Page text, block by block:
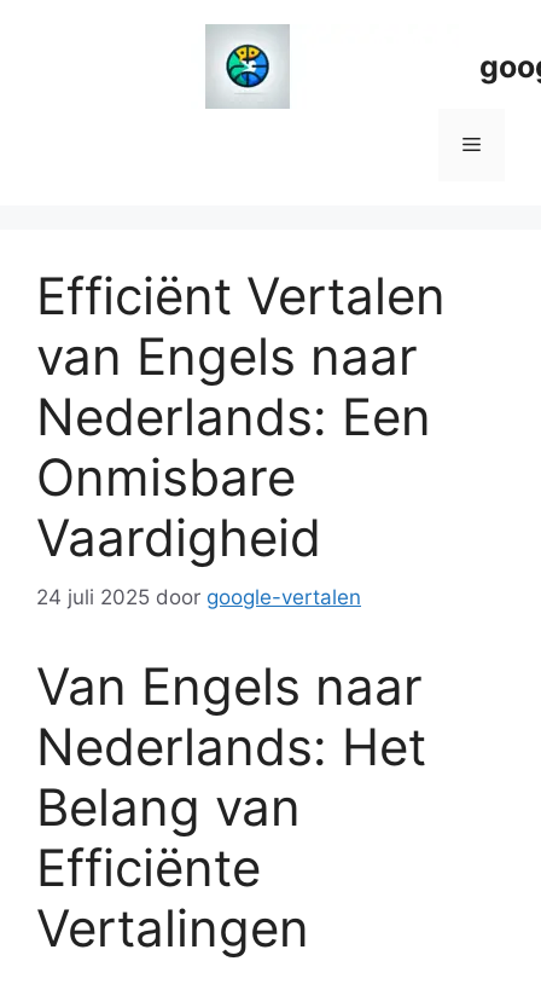
Menu
Efficiënt Vertalen
van Engels naar
Nederlands: Een
Onmisbare
Vaardigheid
24 juli 2025 door google-vertalen
Van Engels naar
Nederlands: Het
Belang van
Efficiënte
Vertalingen